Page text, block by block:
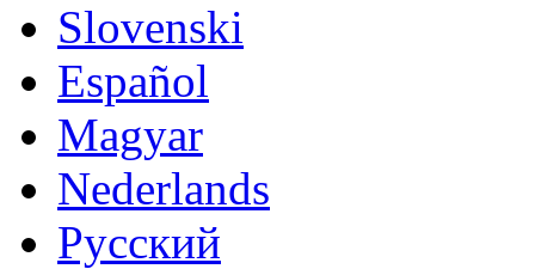
Slovenski
Español
Magyar
Nederlands
Русский